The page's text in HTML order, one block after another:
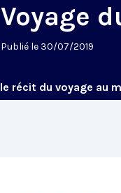
Voyage
Publié le 30/07/2019
le récit du voyage au